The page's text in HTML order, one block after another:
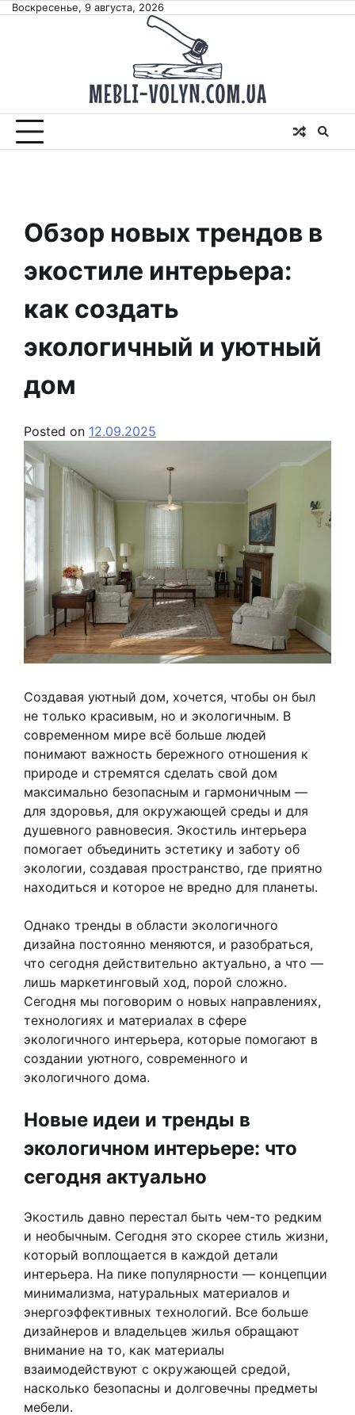
SkipВоскресенье, 9 августа, 2026
Обзор новых трендов в
экостиле интерьера:
как создать
экологичный и уютный
дом
Posted on 12.09.2025
Создавая уютный дом, хочется, чтобы он был
не только красивым, но и экологичным. В
современном мире всё больше людей
понимают важность бережного отношения к
природе и стремятся сделать свой дом
максимально безопасным и гармоничным —
для здоровья, для окружающей среды и для
душевного равновесия. Экостиль интерьера
помогает объединить эстетику и заботу об
экологии, создавая пространство, где приятно
находиться и которое не вредно для планеты.
Однако тренды в области экологичного
дизайна постоянно меняются, и разобраться,
что сегодня действительно актуально, а что —
лишь маркетинговый ход, порой сложно.
Сегодня мы поговорим о новых направлениях,
технологиях и материалах в сфере
экологичного интерьера, которые помогают в
создании уютного, современного и
экологичного дома.
Новые идеи и тренды в
экологичном интерьере: что
сегодня актуально
Экостиль давно перестал быть чем-то редким
и необычным. Сегодня это скорее стиль жизни,
который воплощается в каждой детали
интерьера. На пике популярности — концепции
минимализма, натуральных материалов и
энергоэффективных технологий. Все больше
дизайнеров и владельцев жилья обращают
внимание на то, как материалы
взаимодействуют с окружающей средой,
насколько безопасны и долговечны предметы
мебели.